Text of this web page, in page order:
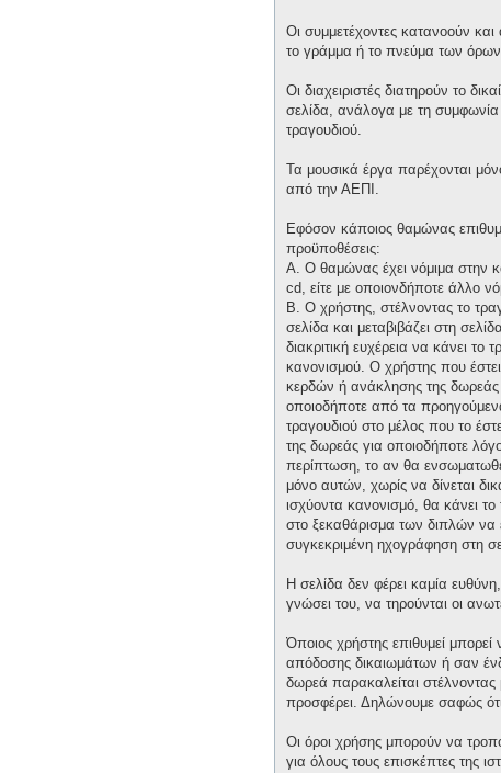
Οι συμμετέχοντες κατανοούν
το γράμμα ή το πνεύμα των όρων
Οι διαχειριστές διατηρούν το
σελίδα, ανάλογα με τη
τραγουδιού.
Τα μουσικά έργα παρέχονται
από την ΑΕΠΙ.
Εφόσον κάποιος θαμώνας
προϋποθέσεις:
Α. Ο θαμώνας έχει νόμιμα στην
cd, είτε με οποιονδήποτε άλλο
Β. Ο χρήστης, στέλνοντας το
σελίδα και μεταβιβάζει στη
διακριτική ευχέρεια να κάνει
κανονισμού. Ο χρήστης που
κερδών ή ανάκλησης της δωρεάς
οποιοδήποτε από τα
τραγουδιού στο μέλος που το
της δωρεάς για οποιοδήποτε
περίπτωση, το αν θα
μόνο αυτών, χωρίς να δίνεται
ισχύοντα κανονισμό, θα κάνει
στο ξεκαθάρισμα των διπλών να
συγκεκριμένη ηχογράφηση στη
Η σελίδα δεν φέρει καμία
γνώσει του, να τηρούνται οι
Όποιος χρήστης επιθυμεί
απόδοσης δικαιωμάτων ή σαν
δωρεά παρακαλείται στέλνοντας
προσφέρει. Δηλώνουμε σαφώς
Οι όροι χρήσης μπορούν να
για όλους τους επισκέπτες της